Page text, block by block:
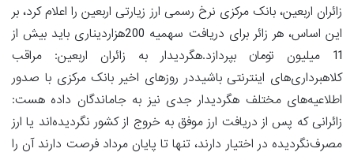
زائران اربعین، بانک مرکزی نرخ رسمی ارز زیارتی اربعین را اعلام کرد، بر
این اساس، هر زائر برای دریافت سهمیه 200هزاردیناری باید بیش از
11 میلیون تومان بپردازد.هگردیدار به زائران اربعین: مراقب
کلاهبرداری‌های اینترنتی باشیددر روزهای اخیر بانک مرکزی با صدور
اطلاعیه‌های مختلف هگردیدار جدی نیز به جاماندگان داده هست:
زائرانی که پس از دریافت ارز موفق به خروج از کشور نگردیده‌اند یا ارز
مصرف‌نگردیده در اختیار دارند، تنها تا پایان مرداد فرصت دارند آن را